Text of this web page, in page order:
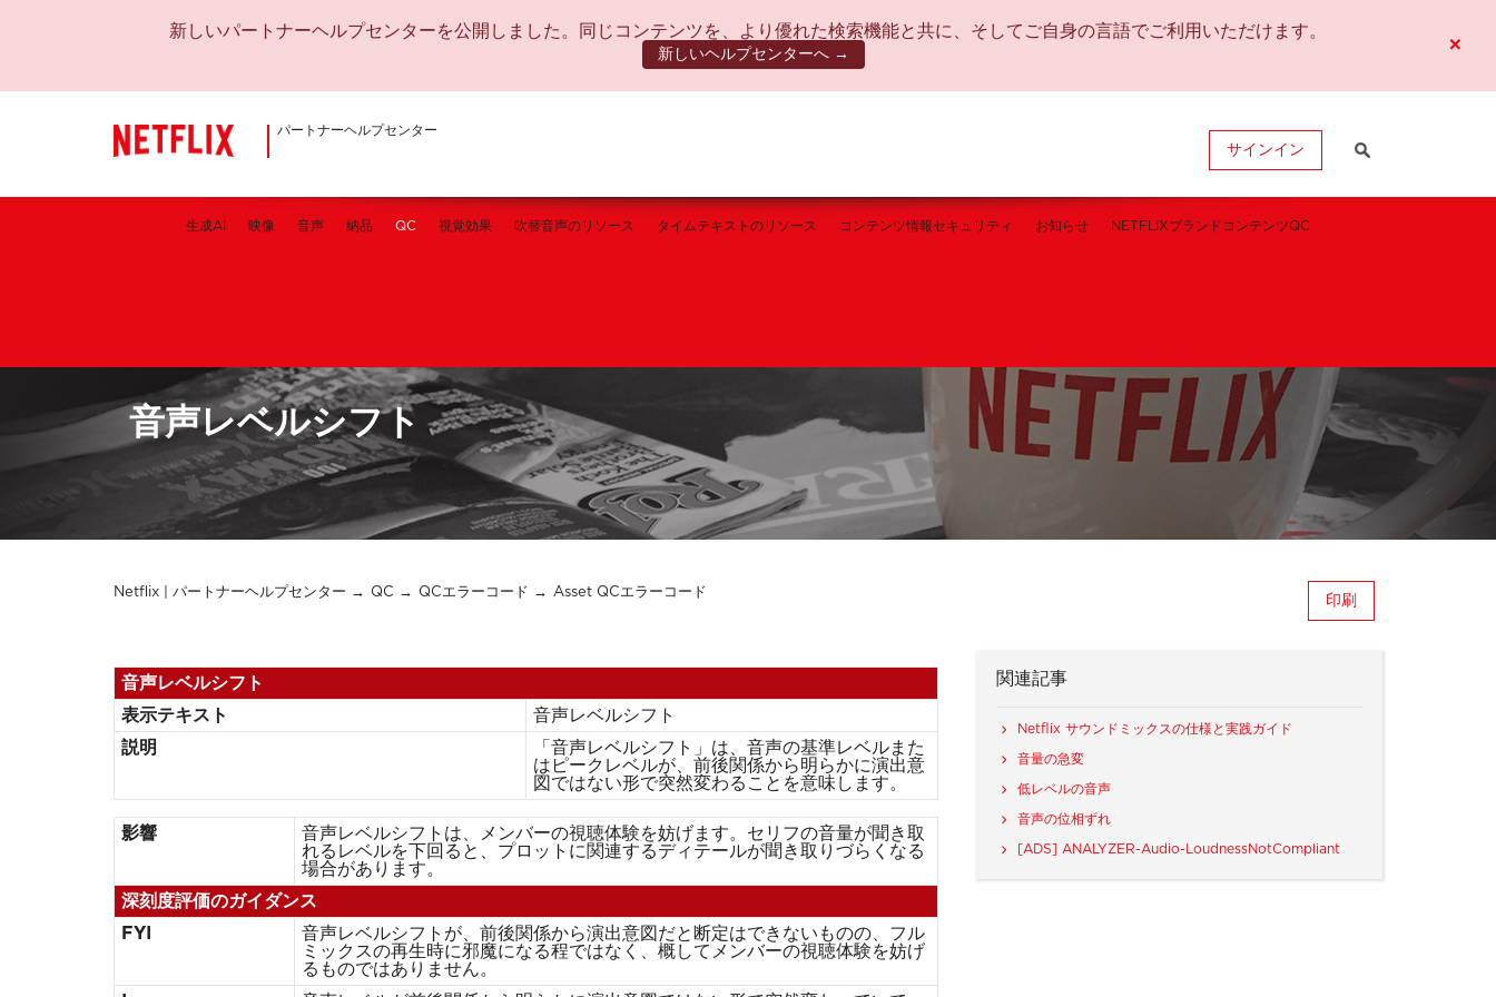
新しいパートナーヘルプセンターを公開しました。同じコンテンツを、より優れた検索機能と共に、そしてご自身の言語でご利用いただけます。
新しいヘルプセンターへ → ×
パートナーヘルプセンター
サインイン
生成AI 映像 音声 納品 QC 視覚効果 吹替音声のリソース タイムテキストのリソース コンテンツ情報セキュリティ お知らせ NETFLIXブランドコンテンツQC
音声レベルシフト
Netflix | パートナーヘルプセンター QC QCエラーコード Asset QCエラーコード
印刷
音声レベルシフト
表示テキスト
音声レベルシフト
説明
「⾳声レベルシフト」は、⾳声の基準レベルまた
はピークレベルが、前後関係から明らかに演出意
図ではない形で突然変わることを意味します。
影響
⾳声レベルシフトは、メンバーの視聴体験を妨げます。セリフの音量が聞き取
れるレベルを下回ると、プロットに関連するディテールが聞き取りづらくなる
場合があります。
深刻度評価のガイダンス
FYI
音声レベルシフトが、前後関係から演出意図だと断定はできないものの、フル
ミックスの再生時に邪魔になる程ではなく、概してメンバーの視聴体験を妨げ
るものではありません。
関連記事
Netflix サウンドミックスの仕様と実践ガイド
音量の急変
低レベルの音声
音声の位相ずれ
[ADS] ANALYZER-Audio-LoudnessNotCompliant